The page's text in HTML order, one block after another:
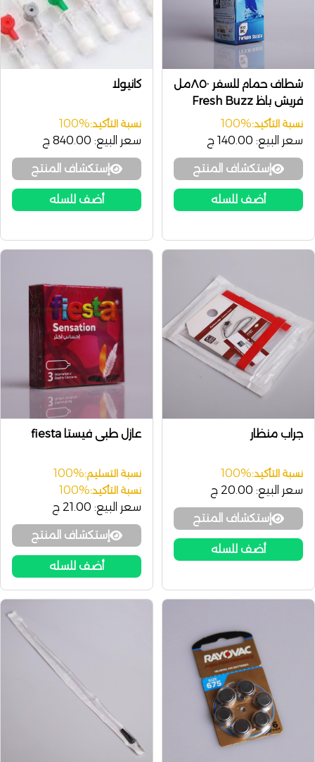
شطاف حمام للسفر ٨٥٠مل
فريش باظ Fresh Buzz
نسبة التأكيد:100%
سعر البيع: 140.00 ج
إستكشاف المنتج
أضف للسله
كانيولا
نسبة التأكيد:100%
سعر البيع: 840.00 ج
إستكشاف المنتج
أضف للسله
جراب منظار
نسبة التأكيد:100%
سعر البيع: 20.00 ج
إستكشاف المنتج
أضف للسله
عازل طبى فيستا fiesta
نسبة التسليم:100%
نسبة التأكيد:100%
سعر البيع: 21.00 ج
إستكشاف المنتج
أضف للسله